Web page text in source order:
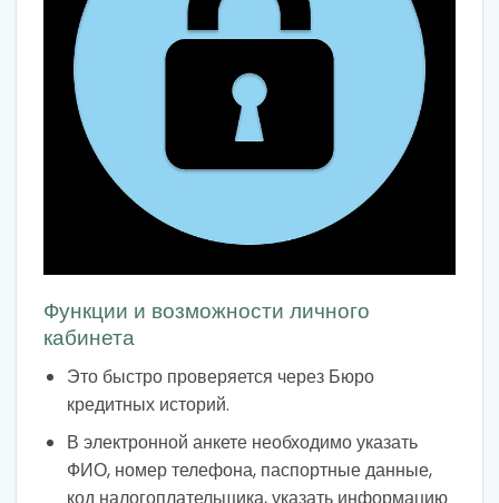
Функции и возможности личного
кабинета
Это быстро проверяется через Бюро
кредитных историй.
В электронной анкете необходимо указать
ФИО, номер телефона, паспортные данные,